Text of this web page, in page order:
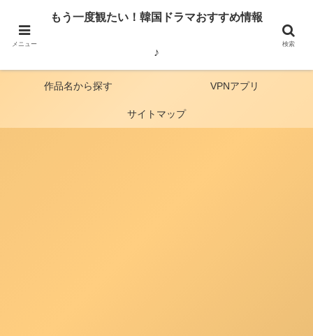
見どころ・俳優・番組の感想・韓国から見た日本の歴史など、韓国ドラマ・バ
ラエティー番組のおすすめをご紹介しています。
作品名から探す VPNアプリ
サイトマップ
メニュー
もう一度観たい！韓国ドラマおすすめ情報
♪
検索